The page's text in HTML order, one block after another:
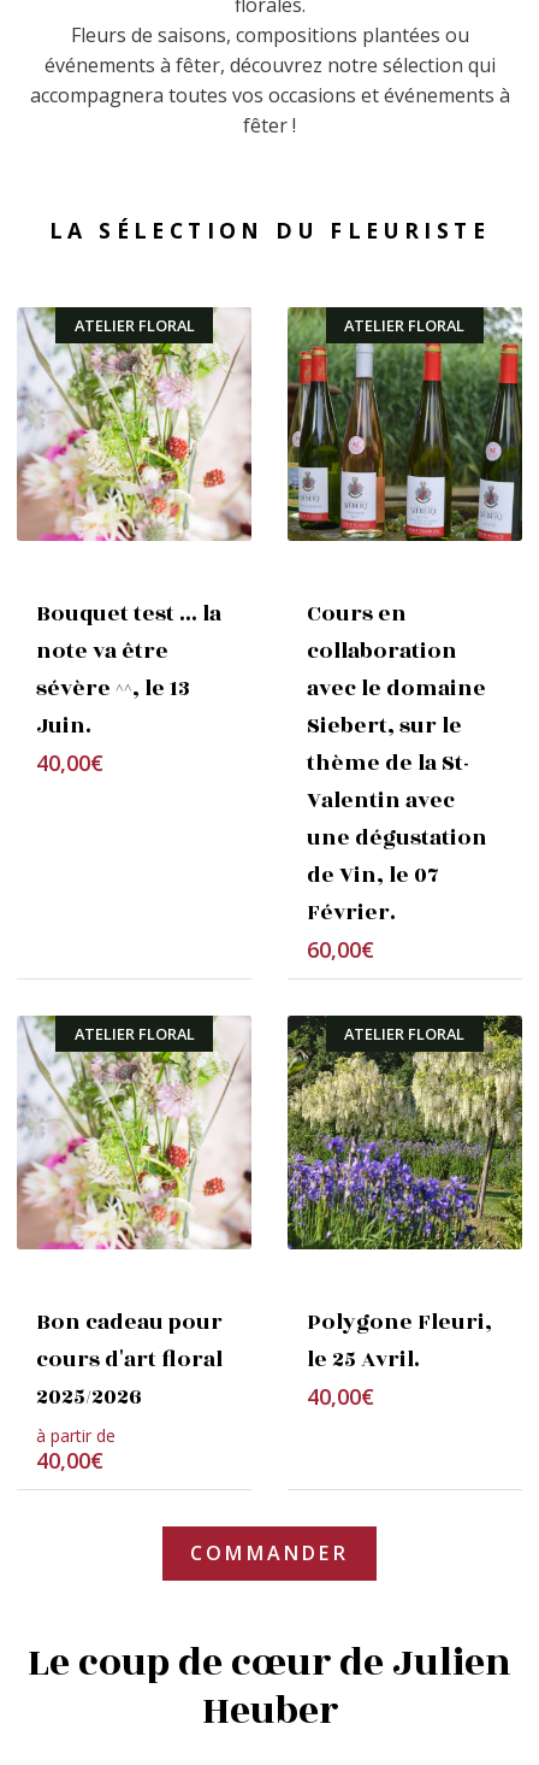
Nos réalisations
Actualités
Fleurs de saisons, compositions plantées ou
événements à fêter, découvrez notre sélection qui
accompagnera toutes vos occasions et événements à
fêter !
LA SÉLECTION DU FLEURISTE
Bouquet test ... la
note va être
sévère ^^, le 13
Juin.
40,00€
ATELIER FLORAL
Bouquet test ... la
note va être
Juin.
Cours en
collaboration
avec le domaine
Siebert, sur le
thème de la St-
Valentin avec
une dégustation
de Vin, le 07
Février.
60,00€
ATELIER FLORAL
Cours en
collaboration
avec le domaine
Siebert, sur le
thème de la St-
une dégustation
de Vin, le 07
Février.
Bon cadeau pour
cours d'art floral
2025/2026
à partir de
40,00€
ATELIER FLORAL
Bon cadeau pour
cours d'art floral
2025/2026
Polygone Fleuri,
le 25 Avril.
40,00€
ATELIER FLORAL
Polygone Fleuri,
le 25 Avril.
COMMANDER
Le coup de cœur de Julien
Heuber